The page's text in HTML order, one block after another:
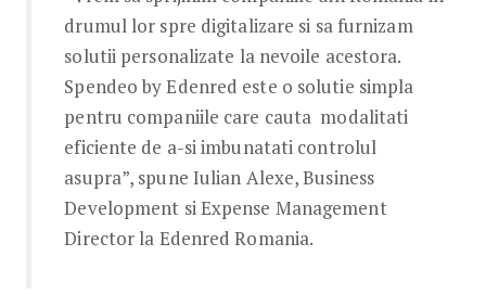
drumul lor spre digitalizare si sa furnizam
solutii personalizate la nevoile acestora.
Spendeo by Edenred este o solutie simpla
pentru companiile care cauta modalitati
eficiente de a-si imbunatati controlul
asupra”, spune Iulian Alexe, Business
Development si Expense Management
Director la Edenred Romania.